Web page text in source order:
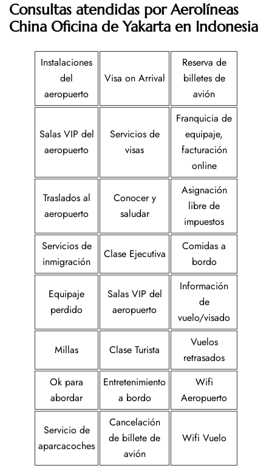
Consultas atendidas por Aerolíneas
China Oficina de Yakarta en Indonesia
Instalaciones
del
aeropuerto
Visa on Arrival
Reserva de
billetes de
avión
Salas VIP del
aeropuerto
Servicios de
visas
Franquicia de
equipaje,
facturación
online
Traslados al
aeropuerto
Conocer y
saludar
Asignación
libre de
impuestos
Servicios de
inmigración
Clase Ejecutiva
Comidas a
bordo
Equipaje
perdido
Salas VIP del
aeropuerto
Información
de
vuelo/visado
Millas Clase Turista
Vuelos
retrasados
Ok para
abordar
Entretenimiento
a bordo
Wifi
Aeropuerto
Servicio de
aparcacoches
Cancelación
de billete de
avión
Wifi Vuelo